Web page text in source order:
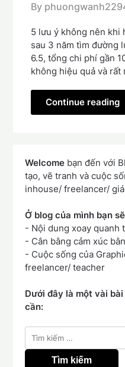
By
5 lưu ý không nên khi
sau 3 năm tìm đường
6.5, tổng chi phí gần
không hiệu quả và
Continue reading
Welcome bạn đến với
tạo, vẽ tranh và cuộc
inhouse/ freelancer/
Ở blog của mình bạn
- Nội dung xoay quanh
- Cân bằng cảm xúc
- Cuộc sống của
freelancer/ teacher
Dưới đây là một vài
cần:
Tìm
kiếm